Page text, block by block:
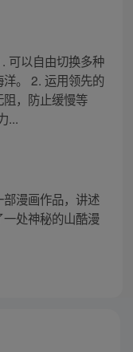
可以自由切换多种
。 2. 运用领先的
，防止缓慢等
...
部漫画作品，讲述
处神秘的山酷漫